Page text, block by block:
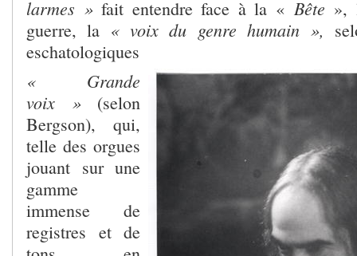
larmes »fait entendre face à la « Bête »,
guerre, la « voix du genre humain »,
eschatologiques
« Grande
voix »(selon
Bergson), qui,
telle des orgues
jouant sur une
gamme
immense de
registres et de